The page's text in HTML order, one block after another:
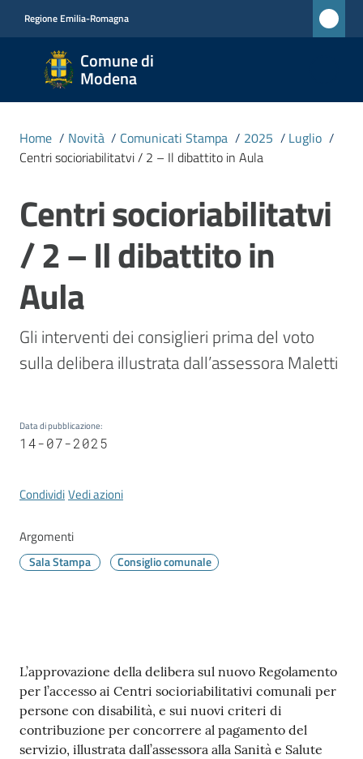
Regione Emilia-Romagna
Comune di
Modena
Comune
di
Modena
CIVICA
MONET
Amministrazione
Menu selezionato
Vivere
Argomenti
Seguici
Home / Novità / Comunicati Stampa / 2025 / Luglio /
Centri socioriabilitatvi / 2 – Il dibattito in Aula
Salta al contenuto
Centri socioriabilitatvi
/ 2 – Il dibattito in
Aula
Gli interventi dei consiglieri prima del voto
sulla delibera illustrata dall’assessora Maletti
Data di pubblicazione:
14-07-2025
CondividiVedi azioni
Argomenti
Sala Stampa Consiglio comunale
Contenuto
L’approvazione della delibera sul nuovo Regolamento
per l’accesso ai Centri socioriabilitativi comunali per
persone con disabilità, e sui nuovi criteri di
contribuzione per concorrere al pagamento del
servizio, illustrata dall’assessora alla Sanità e Salute